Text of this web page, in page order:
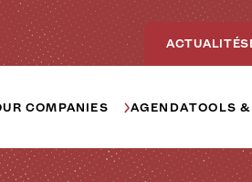
ACTUALITÉS
- BIC
COMPANIES AGENDATOOLS &